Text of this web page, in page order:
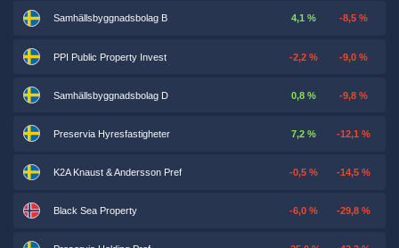
Samhällsbyggnadsbolag B 4,1 % -8,5 %
PPI Public Property Invest -2,2 % -9,0 %
Samhällsbyggnadsbolag D 0,8 % -9,8 %
Preservia Hyresfastigheter 7,2 % -12,1 %
K2A Knaust & Andersson Pref -0,5 % -14,5 %
Black Sea Property -6,0 % -29,8 %